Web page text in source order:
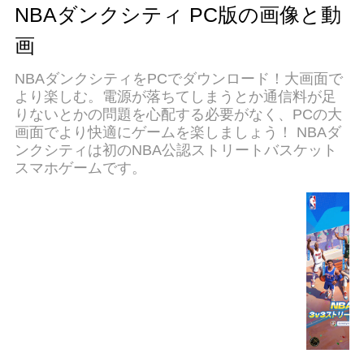
MEmuエミュ7はPCでNBAダンクシティをプレイす
るのに最適！完璧なキーマッピングシステムによ
り、まるでパソコンゲームみたい。マルチインス
一無二な仮想化エンジンがパソコンの可能性を最
大限になる。遊べるだけでなく、より楽しめる！
NBAダンクシティ PC版の画像と動
画
NBAダンクシティをPCでダウンロード！大画面で
より楽しむ。電源が落ちてしまうとか通信料が足
りないとかの問題を心配する必要がなく、PCの大
画面でより快適にゲームを楽しましょう！ NBAダ
ンクシティは初のNBA公認ストリートバスケット
スマホゲームです。